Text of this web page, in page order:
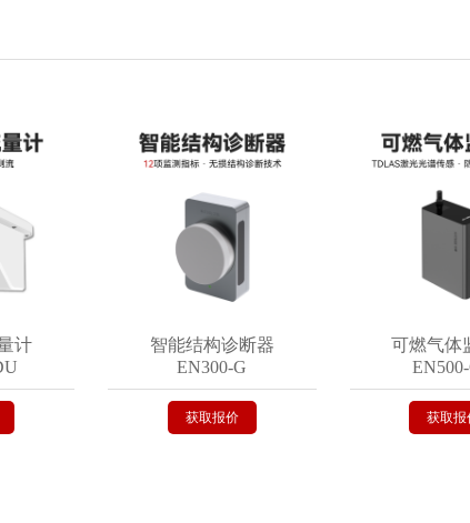
智能结构诊断器
EN300-G
获取报价
可燃气体监测
EN500-CG
获取报价